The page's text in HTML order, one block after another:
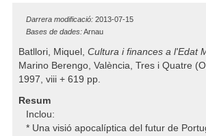
Darrera modificació: 2013-07-15
Bases de dades:Arnau
Batllori, Miquel, Cultura i finances a l'Edat
Marino Berengo, València, Tres i Quatre
1997, viii + 619 pp.
Resum
Inclou:
* Una visió apocalíptica del futur de